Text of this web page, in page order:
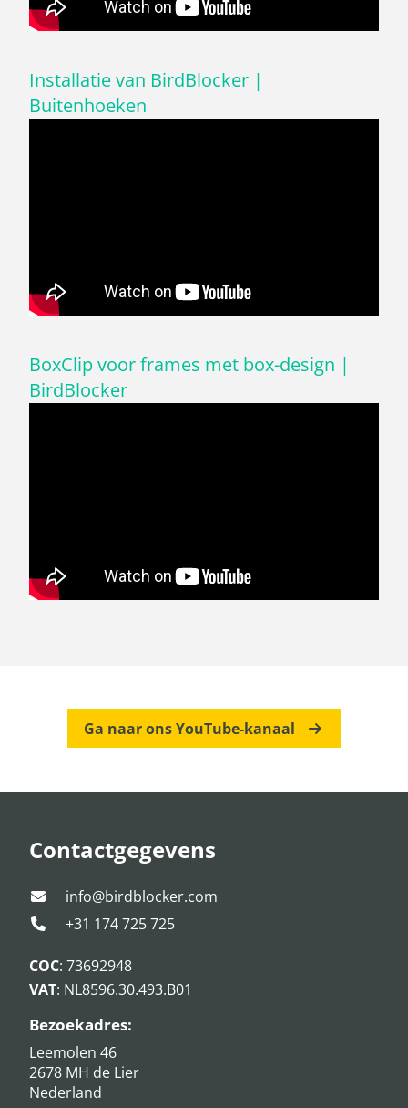
Installatie van BirdBlocker |
Buitenhoeken
BoxClip voor frames met box-design |
BirdBlocker
Ga naar ons YouTube-kanaal
Contactgegevens
info@birdblocker.com
+31 174 725 725
COC: 73692948
VAT: NL8596.30.493.B01
Bezoekadres:
Leemolen 46
2678 MH de Lier
Nederland